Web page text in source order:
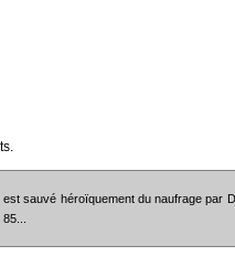
sauvé héroïquement du naufrage par